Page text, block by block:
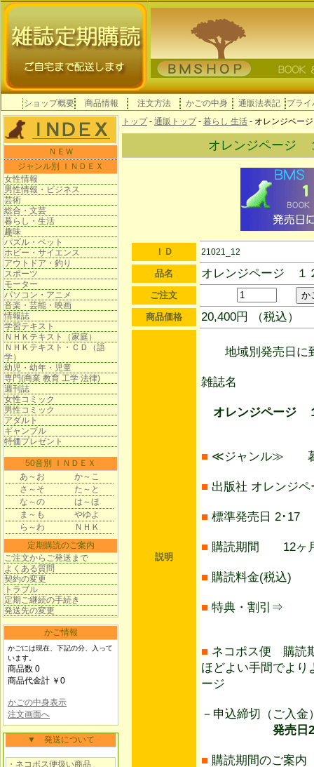
ショップ概要 商品情報 注文方法 かごの中身 通販法表記 プライ
ＮＥＷ
ジャンル別 ＩＮＤＥＸ
女性情報
男性情報・ビジネス
芸術
総合・文芸
暮らし・生活
趣味
パズル・ペット
ホビー・サイエンス
アウトドア・釣り
スポーツ
モーター
パソコン・アニメ
音楽・芸能・映画
情報誌
学習テキスト
ＮＨＫテキスト（家庭）
ＮＨＫテキスト・ＣＤ（語
学）
幼児・幼年・児童
専門(商業 教育 工学 法律)
週刊誌
女性コミック
男性コミック
アダルト
ギャンブル
特価プレゼント
50音別 ＩＮＤＥＸ
あ～お
か～こ
さ～そ
た～と
な～の
は～ほ
ま～も
やゆよ
ら～わ
ＮＨＫ
定期購読のご案内
ご注文からご発送まで
よくある質問
契約の変更
トラブル
定期ご継続の手続き
発送先の変更
かご情報
かごには現在、下記の分、入って
います。
商品数 0
商品代金計 ￥0
かごの中身表示
注文画面へ
▼ 発送について
・ネコポス便扱い商品
トップ- 通販トップ- 暮らし 生活 - オレンジペー
オレンジページ
ＩＤ 21021_12
品名 オレンジページ １
ご注文
商品価格 20,400円 （税込）
説明
地域別発売日に
雑誌名
オレンジページ
■ ≪ジャンル≫ 暮
■ 出版社 オレンジペ
■ 標準発売日 2･17
■ 購読期間 12ヶ
■ 購読料金(税込)
■ 特典・割引
■ ネコポス便 購読
ほどよい手間でより
ージ
－申込締切（ご入
発売日28日前
■ 購読期間のご案内